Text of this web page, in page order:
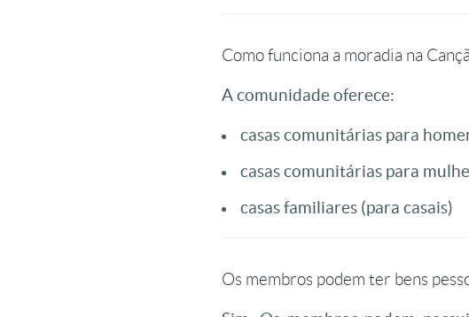
Como funciona a moradia na
A comunidade oferece:
casas comunitárias para
casas comunitárias para
casas familiares (para casais)
Os membros podem ter bens